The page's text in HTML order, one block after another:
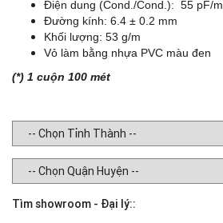
Điện dung (Cond./Cond.): 55 pF/m
Đường kính: 6.4 ± 0.2 mm
Khối lượng: 53 g/m
Vỏ làm bằng nhựa PVC màu đen
(*) 1 cuộn 100 mét
Tìm showroom - Đại lý::